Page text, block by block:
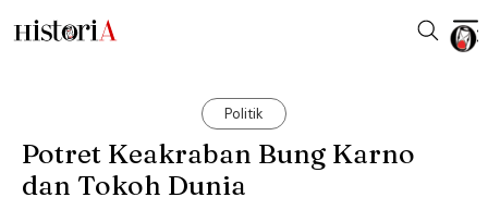
Politik
Potret Keakraban Bung Karno
dan Tokoh Dunia